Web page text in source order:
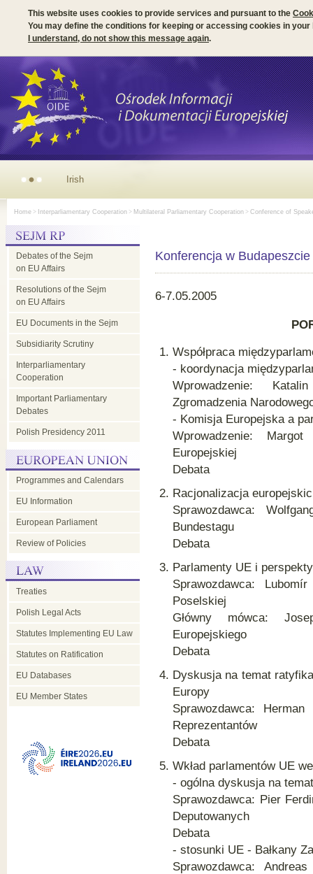
This website uses cookies to provide services and pursuant to the
You may define the conditions for keeping or accessing cookies in your
I understand, do not show this message again.
Irish Presidency of the EU Council - parliamentary dimension
Home > Interparliamentary Cooperation > Multilateral Parliamentary Cooperation > Conference of
Debates of the Sejm
on EU Affairs
Resolutions of the Sejm
on EU Affairs
EU Documents in the Sejm
Subsidiarity Scrutiny
Interparliamentary
Cooperation
Important Parliamentary
Debates
Polish Presidency 2011
Programmes and Calendars
EU Information
European Parliament
Review of Policies
Treaties
Polish Legal Acts
Statutes Implementing EU Law
Statutes on Ratification
EU Databases
EU Member States
Konferencja w Budapeszcie
6-7.05.2005
Współpraca
- koordynacja
Wprowadzenie:
Zgromadzenia
- Komisja Europejska a
Wprowadzenie:
Europejskiej
Debata
Racjonalizacja
Sprawozdawca:
Bundestagu
Debata
Parlamenty UE i
Sprawozdawca:
Poselskiej
Główny mówca:
Europejskiego
Debata
Dyskusja na temat
Europy
Sprawozdawca:
Reprezentantów
Debata
Wkład parlamentów UE
- ogólna dyskusja na
Sprawozdawca: Pier
Deputowanych
Debata
- stosunki UE - Bałkany
Sprawozdawca: